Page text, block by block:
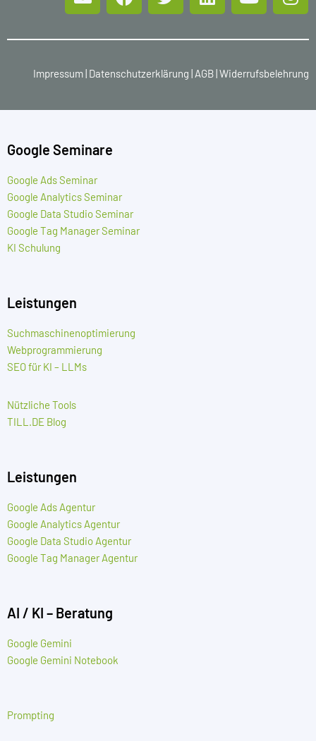
Impressum Datenschutzerklärung AGB Widerrufsbelehrung
Google Seminare
Google Ads Seminar
Google Analytics Seminar
Google Data Studio Seminar
Google Tag Manager Seminar
KI Schulung
Leistungen
Suchmaschinenoptimierung
Webprogrammierung
SEO für KI – LLMs
Nützliche Tools
TILL.DE Blog
Leistungen
Google Ads Agentur
Google Analytics Agentur
Google Data Studio Agentur
Google Tag Manager Agentur
AI / KI – Beratung
Google Gemini
Google Gemini Notebook
Prompting